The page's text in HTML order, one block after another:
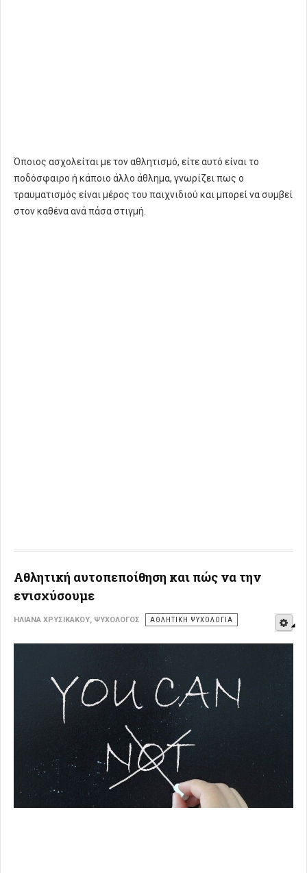
Όποιος ασχολείται με τον αθλητισμό, είτε αυτό είναι το
ποδόσφαιρο ή κάποιο άλλο άθλημα, γνωρίζει πως ο
τραυματισμός είναι μέρος του παιχνιδιού και μπορεί να συμβεί
στον καθένα ανά πάσα στιγμή.
Αθλητική αυτοπεποίθηση και πώς να την
ενισχύσουμε
ΗΛΙΆΝΑ ΧΡΥΣΙΚΆΚΟΥ, ΨΥΧΟΛΌΓΟΣ ΑΘΛΗΤΙΚΉ ΨΥΧΟΛΟΓΊΑ